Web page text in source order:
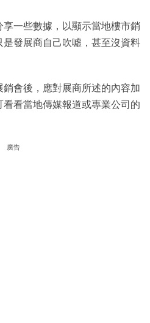
一些數據，以顯示當地樓市銷
發展商自己吹噓，甚至沒資料
會後，應對展商所述的內容加
看看當地傳媒報道或專業公司的
廣告